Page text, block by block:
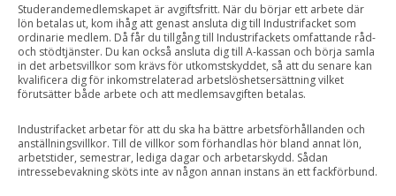
Studerandemedlemskapet är avgiftsfritt. När du börjar ett arbete där
lön betalas ut, kom ihåg att genast ansluta dig till Industrifacket som
ordinarie medlem. Då får du tillgång till Industrifackets omfattande råd-
och stödtjänster. Du kan också ansluta dig till A-kassan och börja samla
in det arbetsvillkor som krävs för utkomstskyddet, så att du senare kan
kvalificera dig för inkomstrelaterad arbetslöshetsersättning vilket
förutsätter både arbete och att medlemsavgiften betalas.
Industrifacket arbetar för att du ska ha bättre arbetsförhållanden och
anställningsvillkor. Till de villkor som förhandlas hör bland annat lön,
arbetstider, semestrar, lediga dagar och arbetarskydd. Sådan
intressebevakning sköts inte av någon annan instans än ett fackförbund.